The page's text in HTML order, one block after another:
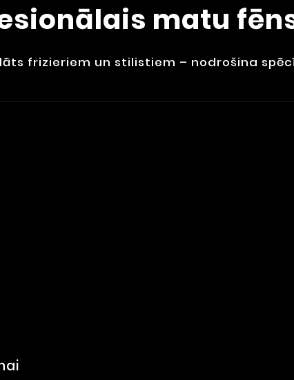
matu
frizieriem un stilistiem – nodrošina